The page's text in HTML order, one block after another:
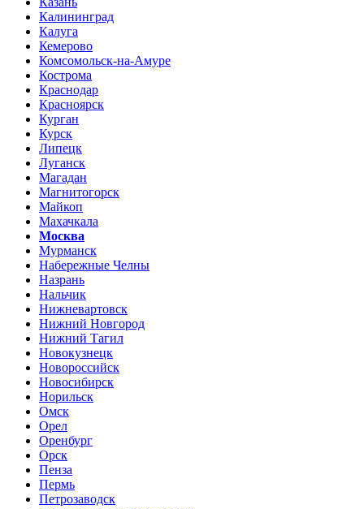
Калининград
Калуга
Кемерово
Комсомольск-на-Амуре
Кострома
Краснодар
Красноярск
Курган
Курск
Липецк
Луганск
Магадан
Магнитогорск
Майкоп
Махачкала
Москва
Мурманск
Набережные Челны
Назрань
Нальчик
Нижневартовск
Нижний Новгород
Нижний Тагил
Новокузнецк
Новороссийск
Новосибирск
Норильск
Омск
Орел
Оренбург
Орск
Пенза
Пермь
Петрозаводск